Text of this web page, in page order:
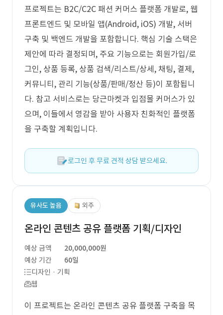
프로젝트는 B2C/C2C 패션 커머스 플랫폼 개발로, 웹
프론트엔드 및 모바일 앱(Android, iOS) 개발, 서버
구축 및 백엔드 개발을 포함합니다. 핵심 기술 스택은
제안에 따라 결정되며, 주요 기능으로는 회원가입/로
그인, 상품 등록, 상품 검색/리스트/상세, 채팅, 결제,
커뮤니티, 관리 기능(상품/판매/정산 등)이 포함됩니
다. 참고 서비스로는 당근마켓과 입점몰 커머스가 있
으며, 이들에서 영감을 받아 사용자 친화적인 플랫폼
을 구축할 계획입니다.
로그인 후 무료 견적 상담 받으세요.
유사도 높음 외주
온라인 콘텐츠 공유 플랫폼 기획/디자인
예상 금액
20,000,000원
예상 기간
60일
디자인 · 기획
웹
이 프로젝트는 온라인 콘텐츠 공유 플랫폼 구축을 목